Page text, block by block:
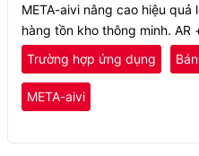
META-aivi nâng cao hiệu
hàng tồn kho thông minh. AR
kiểm đếm, giảm lỗi do con
việc.
Trường hợp ứng dụng
META-aivi